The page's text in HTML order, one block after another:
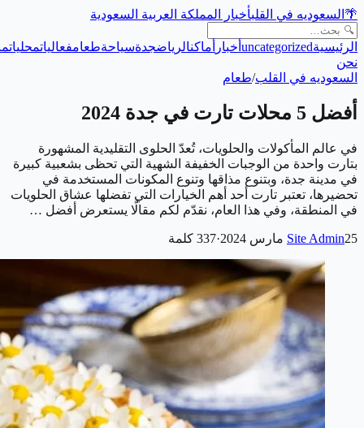
🌴 السعوديه في القلبأخبار المملكة العربية السعودية
الرئيسيةuncategorized أخبار أماكنالرياضجدةسياحةطعامفعالياتمحليات
نحن
السعوديه في القلب/طعام
أفضل 5 محلات تارت في جدة 2024
في عالم المأكولات والحلويات، تُعدّ الحلوى التقليدية المشهورة
بتارت واحدة من الوجبات الخفيفة الشهية التي تحظى بشعبية كبيرة
في مدينة جدة، وبتنوع مذاقها وتنوع المكونات المستخدمة في
تحضيرها، تعتبر تارت أحد أهم الخيارات التي تفضلها عشاق الحلويات
في المنطقة، وفي هذا العام، نقدّم لكم مقالًا يستعرض أفضل …
Site Admin25 مارس 2024 ·
337 كلمة